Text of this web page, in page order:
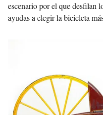
escenario por el que desfilan
ayudas a elegir la bicicleta